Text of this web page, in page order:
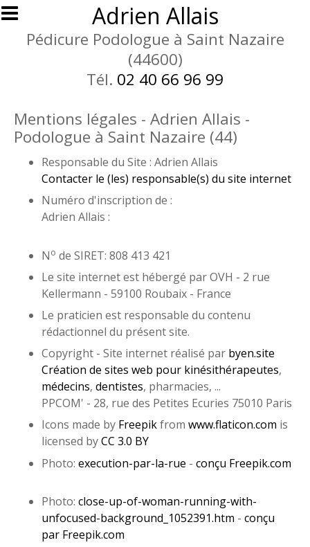
Aller au contenu principalAdrien Allais
Pédicure Podologue à Saint Nazaire
(44600)
Tél. 02 40 66 96 99
Mentions légales - Adrien Allais -
Podologue à Saint Nazaire (44)
Responsable du Site : Adrien Allais
Contacter le (les) responsable(s) du site internet
Numéro d'inscription de :
Adrien Allais :
No de SIRET: 808 413 421
Le site internet est hébergé par OVH - 2 rue
Kellermann - 59100 Roubaix - France
Le praticien est responsable du contenu
rédactionnel du présent site.
Copyright - Site internet réalisé par byen.site
Création de sites web pour kinésithérapeutes,
médecins, dentistes, pharmacies, ...
PPCOM' - 28, rue des Petites Ecuries 75010 Paris
Icons made by Freepikfrom www.flaticon.com is
licensed byCC 3.0 BY
Photo: execution-par-la-rue -​ conçu Freepik.com
Photo: close-up-of-woman-running-with-
unfocused-background_1052391.htm - conçu
par Freepik.com